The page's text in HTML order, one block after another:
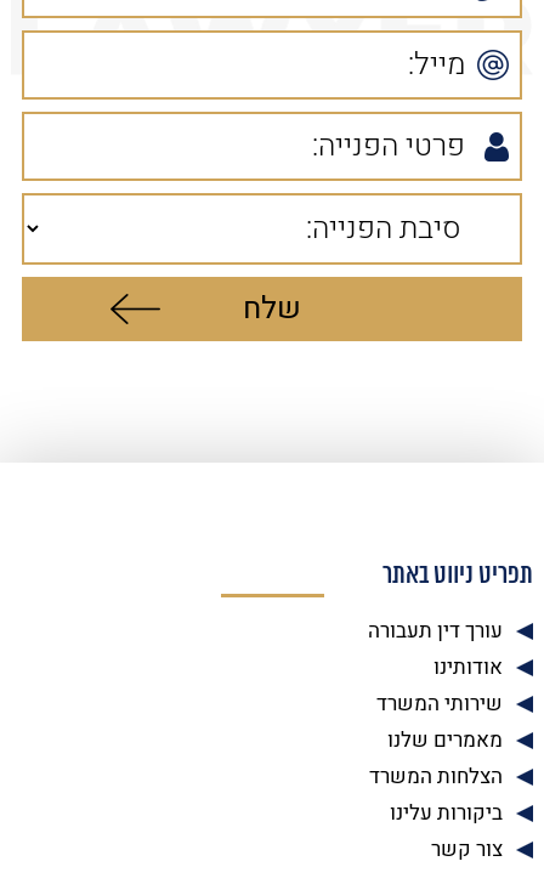
תפריט ניווט באתר
עורך דין תעבורה
אודותינו
שירותי המשרד
מאמרים שלנו
הצלחות המשרד
ביקורות עלינו
צור קשר